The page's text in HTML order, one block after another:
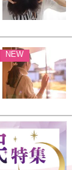
NEW